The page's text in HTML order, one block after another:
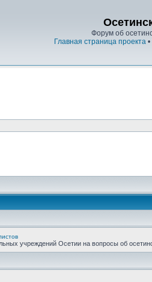
Форум об
Главная страница проекта •
учреждений Осетии на вопросы об